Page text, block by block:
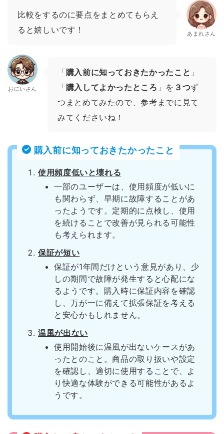
比較をするのに要点をまとめてもらえ
ると嬉しいです！
あまれさん
おにいさん
「購入前に知っておきたかったこと 」
「購入してよかったところ 」を ３つず
つまとめてみたので、参考までに見て
みてくださいね！
購入前に知っておきたかったこと
使用頻度低いと壊れる
一部のユーザーは、使用頻度が低いに
も関わらず、早期に故障することがあ
ったようです。定期的に点検し、使用
を続けることで改善が見られる可能性
も考えられます。
保証が短い
保証が1年間だけという意見があり、少
しの期間で故障が発生すると心配にな
るようです。購入時に保証内容を確認
し、万が一に備えて拡張保証を考える
と安心かもしれません。
温風が出ない
使用開始後に温風が出ないケースがあ
ったとのこと。商品の取り扱いや設定
を確認し、適切に使用することで、よ
り快適な体験ができる可能性があるよ
うです。